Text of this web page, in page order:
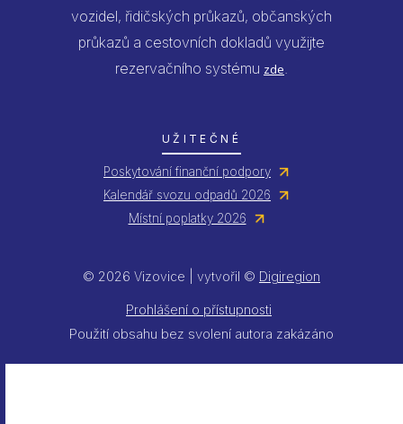
vozidel, řidičských průkazů, občanských
průkazů a cestovních dokladů využijte
rezervačního systému zde
UŽITEČNÉ
Poskytování finanční podpory
Kalendář svozu odpadů 2026
Místní poplatky 2026
© 2026 Vizovice | vytvořil © Digiregion
Prohlášení o přístupnosti
Použití obsahu bez svolení autora zakázáno